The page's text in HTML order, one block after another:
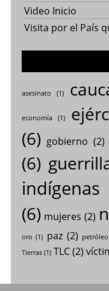
Video Inicio
Visita por el País
asesinato (1)
economía(1)
(6) gobierno (2)
(6)
indígenas
(6) mujeres (2)
oro (1) paz (2) petróleo
Tierras(1) TLC(2)